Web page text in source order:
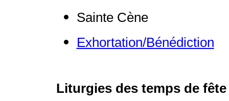
Sainte Cène
Exhortation/Bénédiction
Liturgies des temps de fête